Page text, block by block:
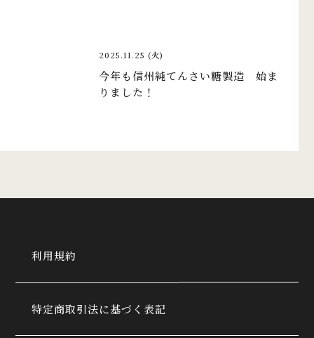
2025.11.25 (火)
今年も信州純てんさい糖製造 始ま
りました！
利用規約
特定商取引法に基づく表記